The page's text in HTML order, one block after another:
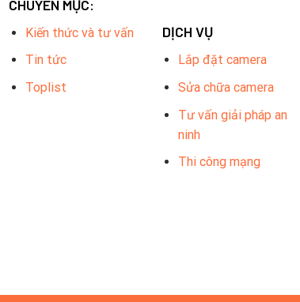
CHUYÊN MỤC:
Kiến thức và tư vấn
Tin tức
Toplist
DỊCH VỤ
Lắp đặt camera
Sửa chữa camera
Tư vấn giải pháp an
ninh
Thi công mạng